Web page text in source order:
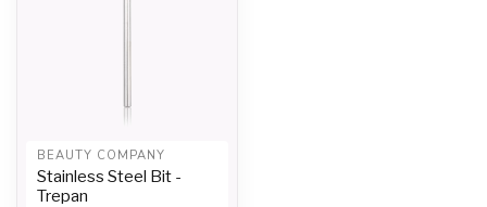
BEAUTY COMPANY
Stainless Steel Bit -
Trepan